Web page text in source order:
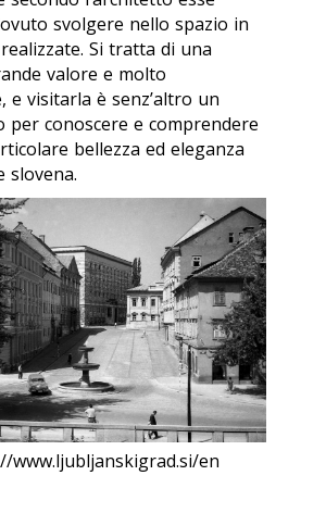
svolgere nello spazio in
Si tratta di una
valore e molto
e visitarla è senz’altro un
per conoscere e comprendere
bellezza ed eleganza
slovena.
www.ljubljanskigrad.si/en